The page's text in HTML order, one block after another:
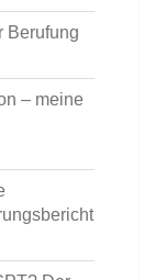
Berufung
– meine